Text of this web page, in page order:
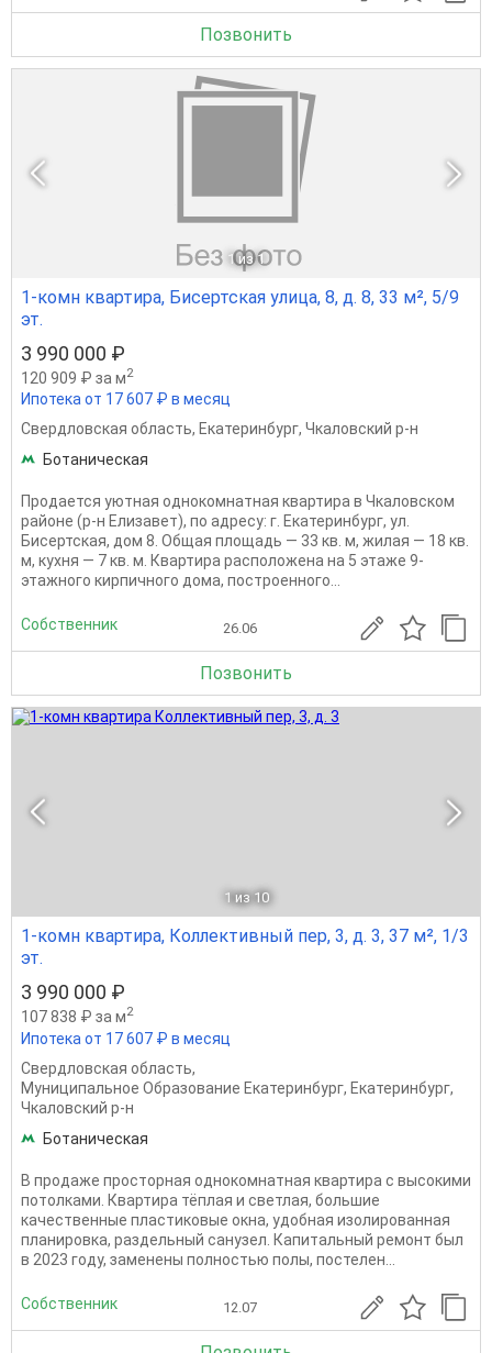
Позвонить
1 из 1
1-комн квартира, Бисертская улица, 8, д. 8, 33 м², 5/9
эт.
3 990 000 ₽
120 909 ₽ за м2
Ипотека от 17 607 ₽ в месяц
Свердловская область, Екатеринбург, Чкаловский р-н
Ботаническая
Продается уютная однокомнатная квартира в Чкаловском
районе (р-н Елизавет), по адресу: г. Екатеринбург, ул.
Бисертская, дом 8. Общая площадь — 33 кв. м, жилая — 18 кв.
м, кухня — 7 кв. м. Квартира расположена на 5 этаже 9-
этажного кирпичного дома, построенного...
Собственник 26.06
Позвонить
1 из 10
1-комн квартира, Коллективный пер, 3, д. 3, 37 м², 1/3
эт.
3 990 000 ₽
107 838 ₽ за м2
Ипотека от 17 607 ₽ в месяц
Свердловская область,
Муниципальное Образование Екатеринбург, Екатеринбург,
Чкаловский р-н
Ботаническая
В продаже просторная однокомнатная квартира с высокими
потолками. Квартира тёплая и светлая, большие
качественные пластиковые окна, удобная изолированная
планировка, раздельный санузел. Капитальный ремонт был
в 2023 году, заменены полностью полы, постелен...
Собственник 12.07